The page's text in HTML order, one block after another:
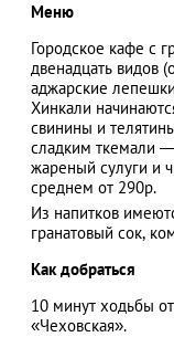
Меню
Городское кафе с
двенадцать видов
аджарские
Хинкали
свинины и
сладким ткемали
жареный сулуги и
среднем от 290р.
Из напитков
гранатовый сок,
Как добраться
10 минут ходьбы
«Чеховская».